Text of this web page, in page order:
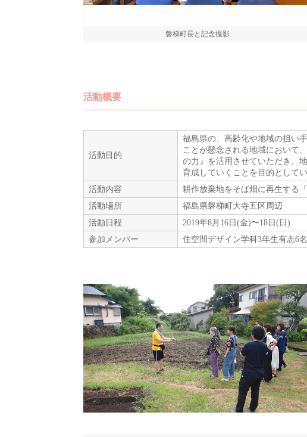
磐梯町長と記念撮影
活動概要
活動目的
福島県の、高齢化や地域の担い
ことが懸念される地域において
の力』を活用させていただき、
育成していくことを目的としてい
活動内容
耕作放棄地をそば畑に再生する
活動場所
福島県磐梯町大寺五区周辺
活動日程
2019年8月16日(金)〜18日(日)
参加メンバー
住空間デザイン学科3年生有志6名